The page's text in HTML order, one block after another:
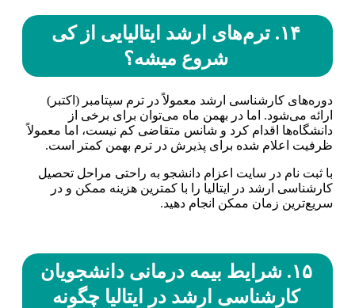
۱۴. ترم‌های ارشد ایتالیایی از کی
شروع میشه؟
دوره‌های کارشناسی ارشد معمولاً در ترم سپتامبر (اکتبر)
ارائه می‌شود. اما در بهمن ماه می‌توان برای برخی از
دانشگاه‌ها اقدام کرد و شانس متقاضی کم نیست، اما معمولاً
ظرفیت اعلام شده برای پذیرش در ترم بهمن کمتر است.
با ثبت نام در سایت اعزام دانشجو به راحتی مراحل تحصیل
کارشناسی ارشد در ایتالیا را با کمترین هزینه ممکن و در
سریع‌ترین زمان ممکن انجام دهید.
۱۵. شرایط بیمه درمانی دانشجویان
کارشناسی ارشد در ایتالیا چگونه